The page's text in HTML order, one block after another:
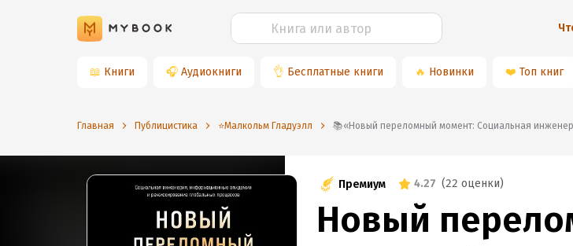
📖 Книги 🎧 Аудиокниги 👌 Бесплатные книги 🔥 Новинки ❤️ Топ книг
Главная Публицистика ⭐️Малкольм Гладуэлл 📚«Новый переломный момент: Социальная
Премиум 4.27 (22 оценки)
Новый